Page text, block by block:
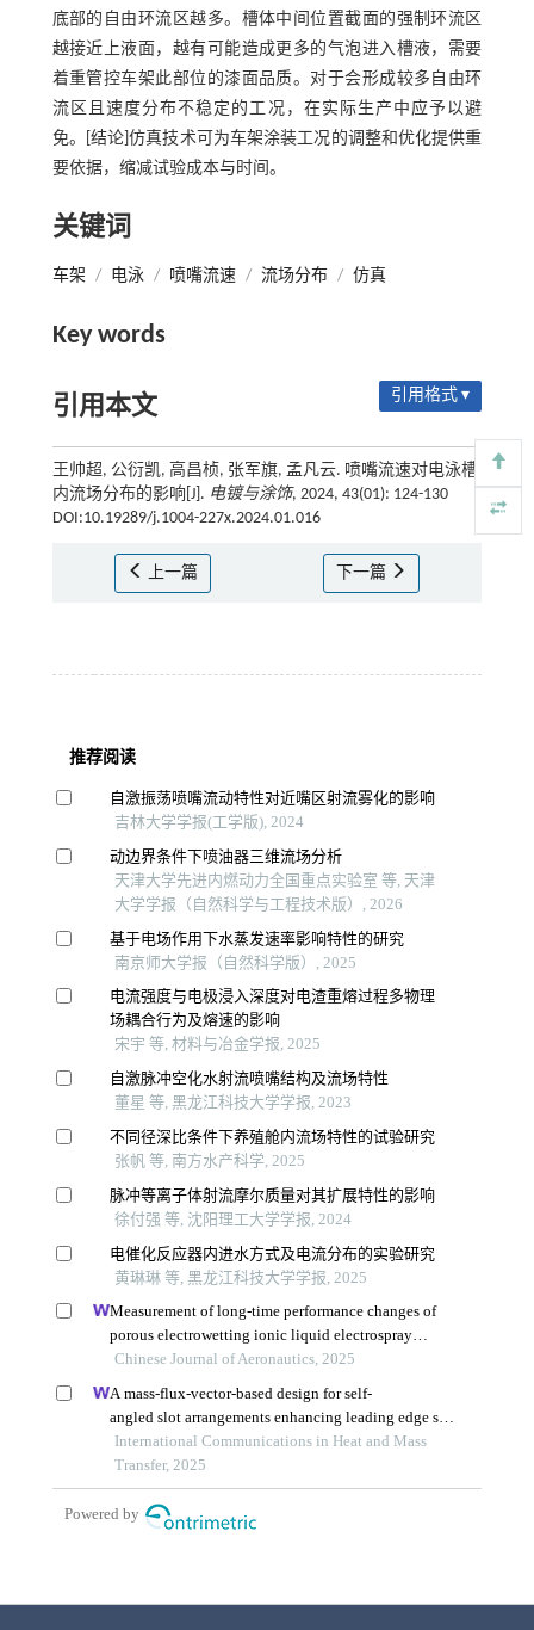
底部的自由环流区越多。槽体中间位置截面的强制环流区
越接近上液面，越有可能造成更多的气泡进入槽液，需要
着重管控车架此部位的漆面品质。对于会形成较多自由环
流区且速度分布不稳定的工况，在实际生产中应予以避
免。[结论]仿真技术可为车架涂装工况的调整和优化提供重
要依据，缩减试验成本与时间。
关键词
车架 / 电泳 / 喷嘴流速 / 流场分布 / 仿真
Key words
引用本文 引用格式 ▾
王帅超, 公衍凯, 高昌桢, 张军旗, 孟凡云. 喷嘴流速对电泳槽
内流场分布的影响[J]. 电镀与涂饰, 2024, 43(01): 124-130
DOI:10.19289/j.1004-227x.2024.01.016
上一篇 下一篇